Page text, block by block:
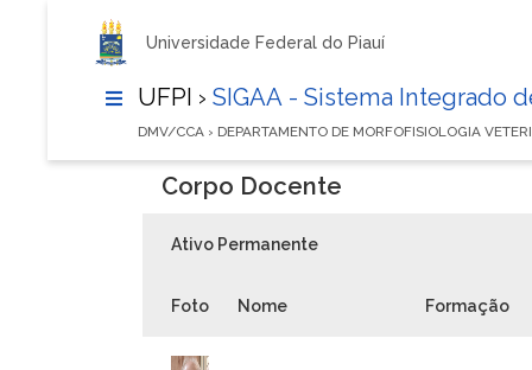
Universidade Federal do Piauí
UFPI › SIGAA - Sistema Integrado
DMV/CCA › DEPARTAMENTO DE MORFOFISIOLOGIA
Corpo Docente
Ativo Permanente
Foto Nome Formação